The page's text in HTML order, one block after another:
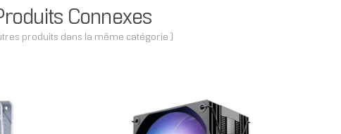
Connexes
produits dans la même catégorie )